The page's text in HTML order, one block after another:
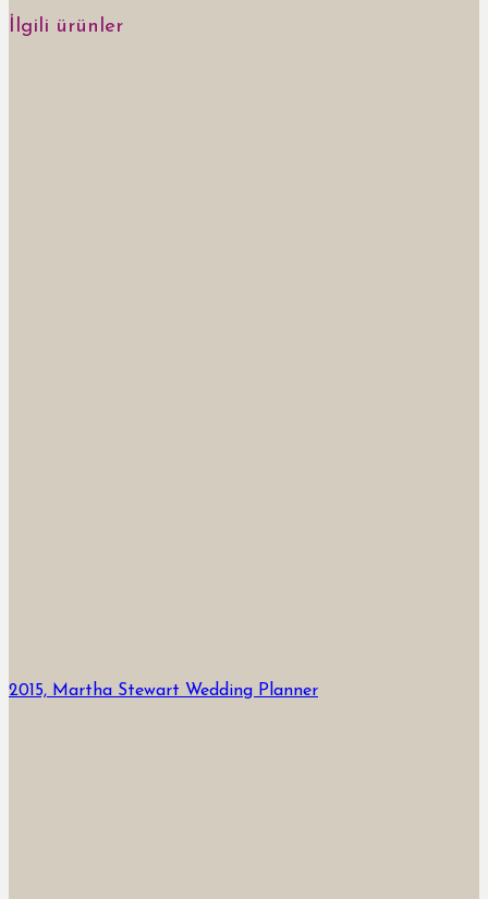
İlgili ürünler
2015, Martha Stewart Wedding Planner